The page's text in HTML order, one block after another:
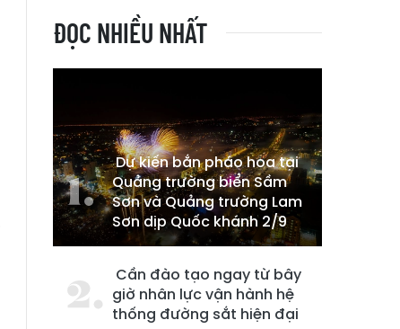
ĐỌC NHIỀU NHẤT
Dự kiến bắn pháo hoa tại
Quảng trường biển Sầm
Sơn và Quảng trường Lam
Sơn dịp Quốc khánh 2/9
Cần đào tạo ngay từ bây
giờ nhân lực vận hành hệ
thống đường sắt hiện đại